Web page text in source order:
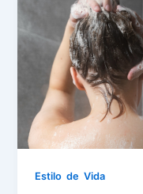
Estilo de Vida